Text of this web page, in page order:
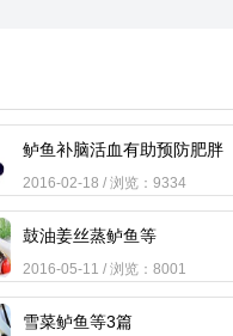
鲈鱼补脑活血有助预防肥胖
2016-02-18 / 浏览：9334
鼓油姜丝蒸鲈鱼等
2016-05-11 / 浏览：8001
雪菜鲈鱼等3篇